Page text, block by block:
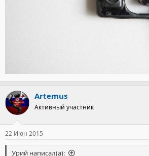
Artemus
Активный участник
22 Июн 2015
Урий написал(а):